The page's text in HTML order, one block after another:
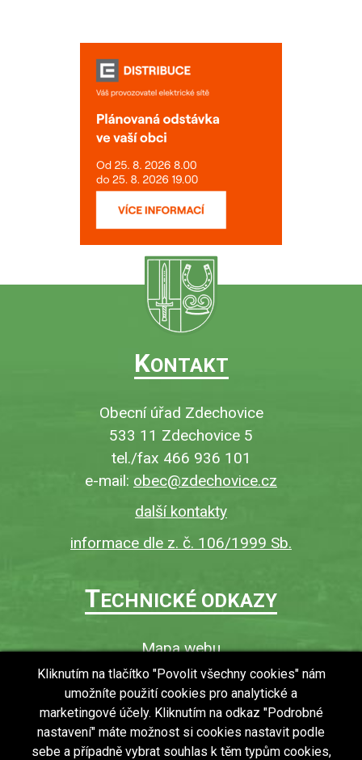
KONTAKT
Obecní úřad Zdechovice
533 11 Zdechovice 5
tel./fax 466 936 101
e-mail: obec@zdechovice.cz
další kontakty
informace dle z. č. 106/1999 Sb.
TECHNICKÉ ODKAZY
Mapa webu
O webu
Povinně zveřejňované informace
Ochrana osobních údajů (GDPR)
Vyhledávání
Kliknutím na tlačítko "Povolit všechny cookies" nám
umožníte použití cookies pro analytické a
marketingové účely. Kliknutím na odkaz "Podrobné
nastavení" máte možnost si cookies nastavit podle
sebe a případně vybrat souhlas k těm typům cookies,